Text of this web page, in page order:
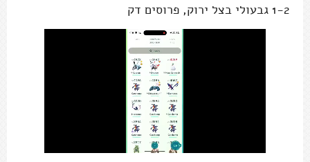
1-2 גבעולי בצל ירוק, פרוסים דק